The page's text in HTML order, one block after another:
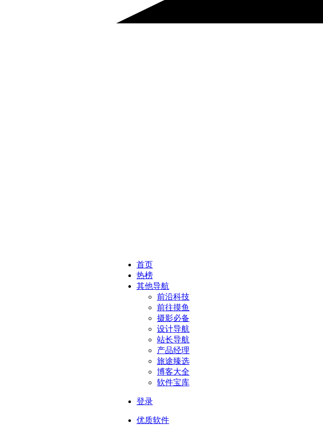
首页
热榜
其他导航
前沿科技
前往摸鱼
摄影必备
设计导航
站长导航
产品经理
旅途臻选
博客大全
软件宝库
登录
优质软件